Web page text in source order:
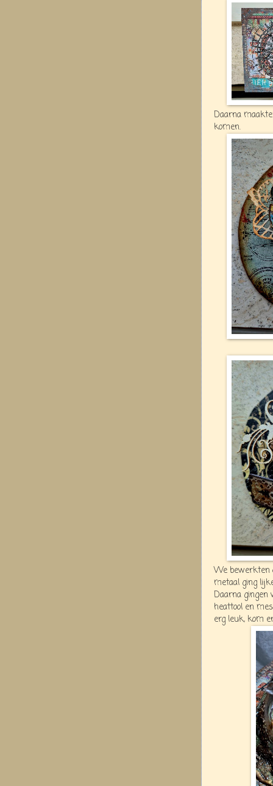
Daarna
komen.
We bewerkten
metaal ging
Daarna gingen
heattool en
erg leuk, kom